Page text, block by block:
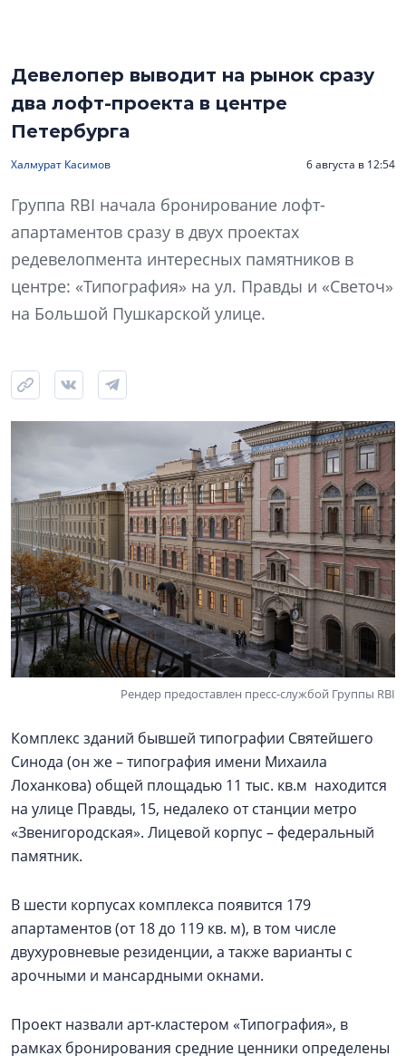
Девелопер выводит на рынок сразу
два лофт-проекта в центре
Петербурга
Халмурат Касимов 6 августа в 12:54
Группа RBI начала бронирование лофт-
апартаментов сразу в двух проектах
редевелопмента интересных памятников в
центре: «Типография» на ул. Правды и «Светоч»
на Большой Пушкарской улице.
Рендер предоставлен пресс-службой Группы RBI
Комплекс зданий бывшей типографии Святейшего
Синода (он же – типография имени Михаила
Лоханкова) общей площадью 11 тыс. кв.м находится
на улице Правды, 15, недалеко от станции метро
«Звенигородская». Лицевой корпус – федеральный
памятник.
В шести корпусах комплекса появится 179
апартаментов (от 18 до 119 кв. м), в том числе
двухуровневые резиденции, а также варианты с
арочными и мансардными окнами.
Проект назвали арт-кластером «Типография», в
рамках бронирования средние ценники определены